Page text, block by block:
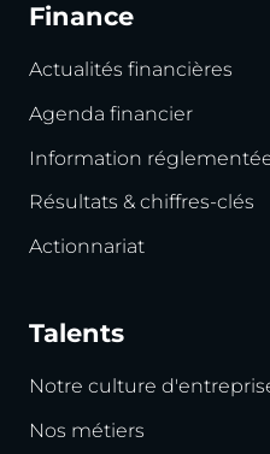
Finance
Actualités financières
Agenda financier
Information
Résultats & chiffres-clés
Actionnariat
Talents
Notre culture
Nos métiers